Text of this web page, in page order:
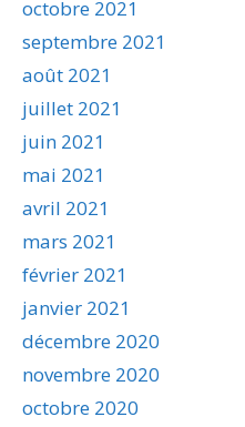
octobre 2021
septembre 2021
août 2021
juillet 2021
juin 2021
mai 2021
avril 2021
mars 2021
février 2021
janvier 2021
décembre 2020
novembre 2020
octobre 2020